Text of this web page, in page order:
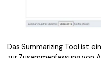
Das Summarizing Tool ist